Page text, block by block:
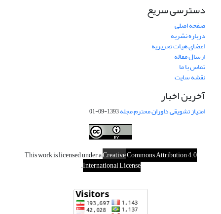
دسترسی سریع
صفحه اصلی
درباره نشریه
اعضای هیات تحریریه
ارسال مقاله
تماس با ما
نقشه سایت
آخرین اخبار
امتیاز تشویقی داوران محترم مجله1393-09-01
This work is licensed under aCreativeCommons Attribution 4.0
International License
.